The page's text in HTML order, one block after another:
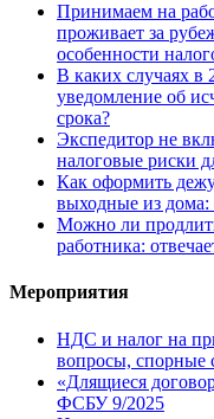
Принимаем на
проживает за
особенности
В каких случаях в
уведомление об
срока?
Экспедитор не
налоговые риски
Как оформить
выходные из дома:
Можно ли
работника:
Мероприятия
НДС и налог на
вопросы, спорные
«Длящиеся
ФСБУ 9/2025